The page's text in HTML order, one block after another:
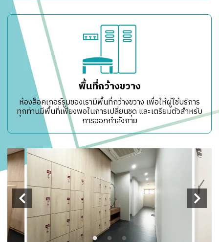
พื้นที่กว้างขวาง
ห้องล็อคเกอร์รูมของเรามีพื้นที่กว้างขวาง เพื่อให้ผู้ใช้บริการ
ทุกท่านมีพื้นที่เพียงพอในการเปลี่ยนชุด และเตรียมตัวสำหรับ
การออกกำลังกาย